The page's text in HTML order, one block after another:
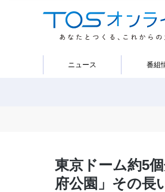
ニュース 番組
東京ドーム約5
府公園」その長